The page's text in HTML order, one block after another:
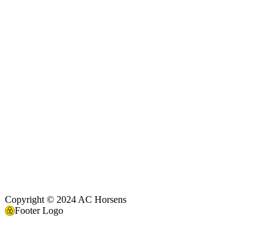
Copyright © 2024 AC Horsens
Footer Logo